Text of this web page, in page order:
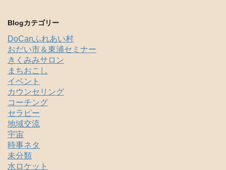
Blogカテゴリー
DoCanふれあい村
おだい市＆東浦セミナー
きくみみサロン
まちおこし
イベント
カウンセリング
コーチング
セラピー
地域交流
宇宙
時事ネタ
未分類
水ロケット